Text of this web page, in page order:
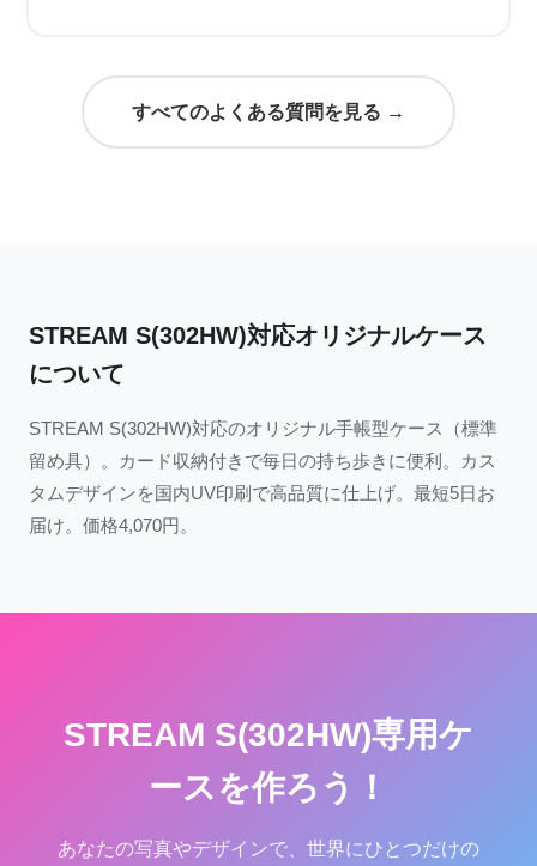
すべてのよくある質問を見る →
STREAM S(302HW)対応オリジナルケース
について
STREAM S(302HW)対応のオリジナル手帳型ケース（標準
留め具）。カード収納付きで毎日の持ち歩きに便利。カス
タムデザインを国内UV印刷で高品質に仕上げ。最短5日お
届け。価格4,070円。
STREAM S(302HW)専用ケ
ースを作ろう！
あなたの写真やデザインで、世界にひとつだけの